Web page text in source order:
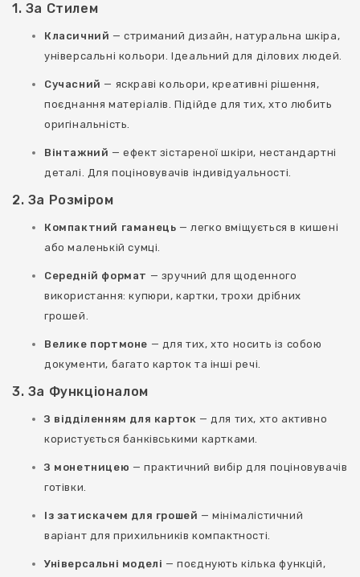
1. За Стилем
Класичний — стриманий дизайн, натуральна шкіра,
універсальні кольори. Ідеальний для ділових людей.
Сучасний — яскраві кольори, креативні рішення,
поєднання матеріалів. Підійде для тих, хто любить
оригінальність.
Вінтажний — ефект зістареної шкіри, нестандартні
деталі. Для поціновувачів індивідуальності.
2. За Розміром
Компактний гаманець — легко вміщується в кишені
або маленькій сумці.
Середній формат — зручний для щоденного
використання: купюри, картки, трохи дрібних
грошей.
Велике портмоне — для тих, хто носить із собою
документи, багато карток та інші речі.
3. За Функціоналом
З відділенням для карток — для тих, хто активно
користується банківськими картками.
З монетницею — практичний вибір для поціновувачів
готівки.
Із затискачем для грошей — мінімалістичний
варіант для прихильників компактності.
Універсальні моделі — поєднують кілька функцій,